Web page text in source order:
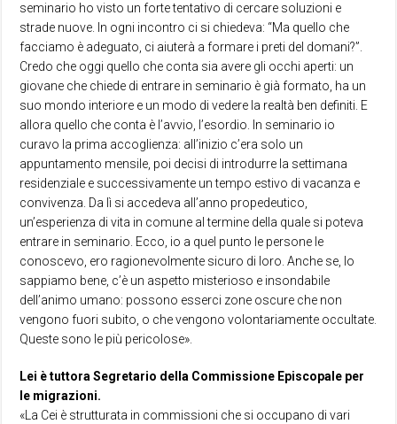
seminario ho visto un forte tentativo di cercare soluzioni e
strade nuove. In ogni incontro ci si chiedeva: “Ma quello che
facciamo è adeguato, ci aiuterà a formare i preti del domani?”.
Credo che oggi quello che conta sia avere gli occhi aperti: un
giovane che chiede di entrare in seminario è già formato, ha un
suo mondo interiore e un modo di vedere la realtà ben definiti. E
allora quello che conta è l’avvio, l’esordio. In seminario io
curavo la prima accoglienza: all’inizio c’era solo un
appuntamento mensile, poi decisi di introdurre la settimana
residenziale e successivamente un tempo estivo di vacanza e
convivenza. Da lì si accedeva all’anno propedeutico,
un’esperienza di vita in comune al termine della quale si poteva
entrare in seminario. Ecco, io a quel punto le persone le
conoscevo, ero ragionevolmente sicuro di loro. Anche se, lo
sappiamo bene, c’è un aspetto misterioso e insondabile
dell’animo umano: possono esserci zone oscure che non
vengono fuori subito, o che vengono volontariamente occultate.
Queste sono le più pericolose».
Lei è tuttora Segretario della Commissione Episcopale per
le migrazioni.
«La Cei è strutturata in commissioni che si occupano di vari